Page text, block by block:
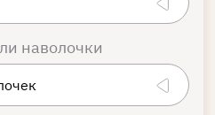
наволочки